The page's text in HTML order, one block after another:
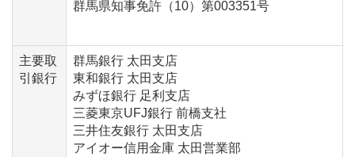
群馬県知事免許（10）第003351号
主要取
引銀行
群馬銀行 太田支店
東和銀行 太田支店
みずほ銀行 足利支店
三菱東京UFJ銀行 前橋支社
三井住友銀行 太田支店
アイオー信用金庫 太田営業部